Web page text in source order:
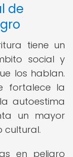
de
tiene un
social y
los hablan.
fortalece la
autoestima
un mayor
cultural.
en peligro